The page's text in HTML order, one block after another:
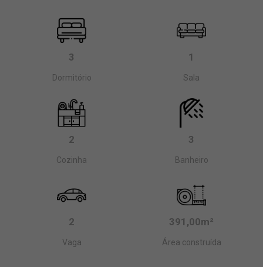
3
Dormitório
1
Sala
2
Cozinha
3
Banheiro
2
Vaga
391,00m²
Área construída